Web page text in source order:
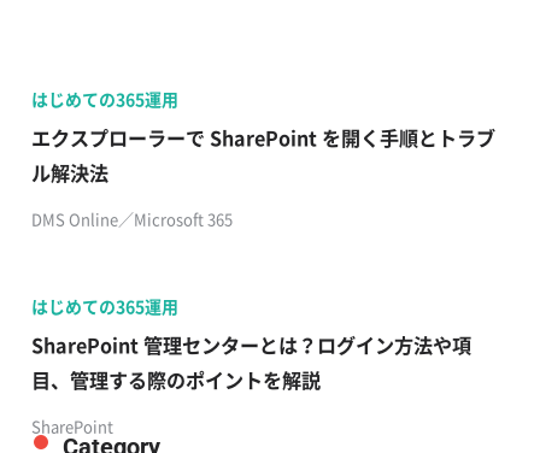
はじめての365運用
エクスプローラーで SharePoint を開く手順とトラブ
ル解決法
DMS Online／Microsoft 365
はじめての365運用
SharePoint 管理センターとは？ログイン方法や項
目、管理する際のポイントを解説
SharePoint